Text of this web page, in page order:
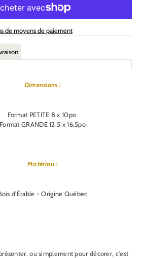
de moyens de paiement
Dimensions :
Format PETITE 8 x 10po
Format GRANDE 12.5 x 16.5po
Matériau :
d'Érable - Origine Québec
ou simplement pour décorer, c'est